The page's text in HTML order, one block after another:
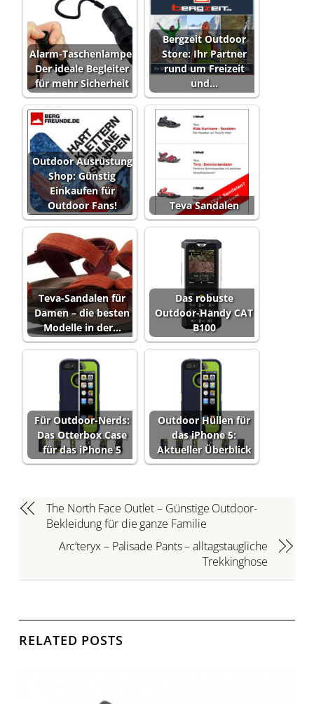
Alarm-Taschenlampe:
Der ideale Begleiter
für mehr Sicherheit
Bergzeit Outdoor
Store: Ihr Partner
rund um Freizeit
und…
Outdoor Ausrüstung
Shop: Günstig
Einkaufen für
Outdoor Fans!
Teva Sandalen
Teva-Sandalen für
Damen – die besten
Modelle in der…
Das robuste
Outdoor-Handy CAT
B100
Für Outdoor-Nerds:
Das Otterbox Case
für das iPhone 5
Outdoor Hüllen für
das iPhone 5:
Aktueller Überblick
The North Face Outlet – Günstige Outdoor-
Bekleidung für die ganze Familie
Arc’teryx – Palisade Pants – alltagstaugliche
Trekkinghose
RELATED POSTS